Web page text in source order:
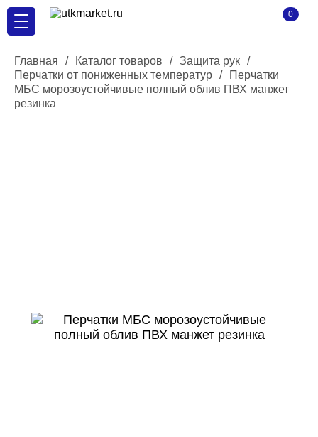
0
Главная / Каталог товаров / Защита рук /
Перчатки от пониженных температур /
Перчатки
МБС морозоустойчивые полный облив ПВХ манжет
резинка